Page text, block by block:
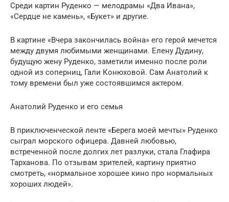
Среди картин Руденко — мелодрамы «Два Ивана»,
«Сердце не камень», «Букет» и другие.
В картине «Вчера закончилась война» его герой мечется
между двумя любимыми женщинами. Елену Дудину,
будущую жену Руденко, заметили именно после роли
одной из соперниц, Гали Конюховой. Сам Анатолий к
тому времени был уже состоявшимся актером.
Анатолий Руденко и его семья
В приключенческой ленте «Берега мoей мечты» Руденко
сыграл морского офицера. Давней любовью,
встреченной после долгих лет разлуки, стала Глафира
Тарханова. По отзывам зрителей, картину приятно
смотреть, «нормальное хорошее кино про нормальных
хороших людей».